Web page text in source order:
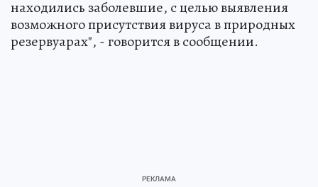
находились заболевшие, с целью выявления
возможного присутствия вируса в природных
резервуарах", - говорится в сообщении.